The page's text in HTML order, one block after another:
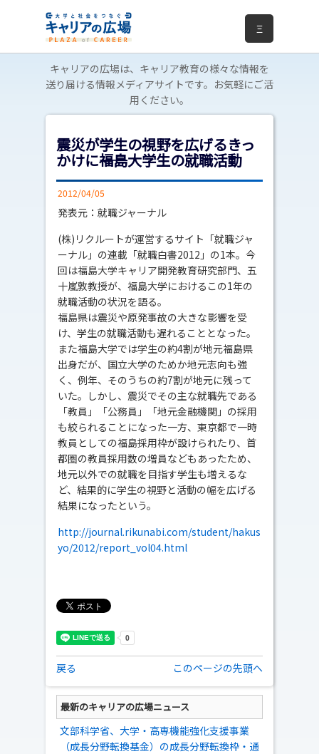
Ξ
キャリアの広場は、キャリア教育の様々な情報を
送り届ける情報メディアサイトです。お気軽にご活
用ください。
震災が学生の視野を広げるきっ
かけに――福島大学生の就職活動
2012/04/05
発表元：就職ジャーナル
(株)リクルートが運営するサイト「就職ジャ
ーナル」の連載「就職白書2012」の1本。今
回は福島大学キャリア開発教育研究部門、五
十嵐敦教授が、福島大学におけるこの1年の
就職活動の状況を語る。
福島県は震災や原発事故の大きな影響を受
け、学生の就職活動も遅れることとなった。
また福島大学では学生の約4割が地元福島県
出身だが、国立大学のためか地元志向も強
く、例年、そのうちの約7割が地元に残って
いた。しかし、震災でその主な就職先である
「教員」「公務員」「地元金融機関」の採用
も絞られることになった一方、東京都で一時
教員としての福島採用枠が設けられたり、首
都圏の教員採用数の増員などもあったため、
地元以外での就職を目指す学生も増えるな
ど、結果的に学生の視野と活動の幅を広げる
結果になったという。
http://journal.rikunabi.com/student/hakus
yo/2012/report_vol04.html
戻る このページの先頭へ
最新のキャリアの広場ニュース
文部科学省、大学・高専機能強化支援事業
（成長分野転換基金）の成長分野転換枠・通